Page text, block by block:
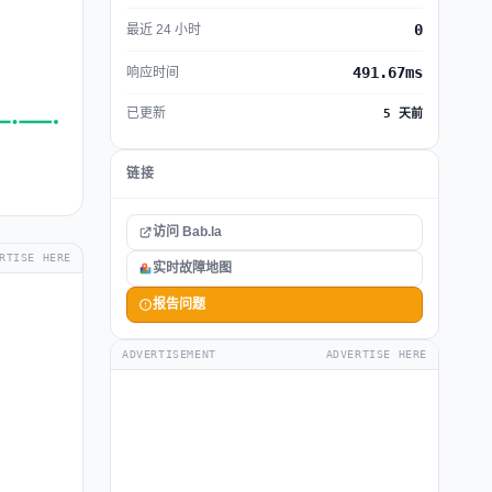
HERE
最近 24 小时 0
响应时间 491.67ms
已更新 5 天前
链接
访问 Bab.la
实时故障地图
报告问题
ADVERTISEMENT ADVERTISE HERE